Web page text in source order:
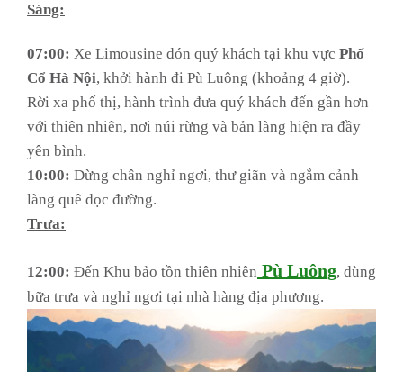
Sáng:
07:00: Xe Limousine đón quý khách tại khu vực Phố
Cổ Hà Nội, khởi hành đi Pù Luông (khoảng 4 giờ).
Rời xa phố thị, hành trình đưa quý khách đến gần hơn
với thiên nhiên, nơi núi rừng và bản làng hiện ra đầy
yên bình.
10:00: Dừng chân nghỉ ngơi, thư giãn và ngắm cảnh
làng quê dọc đường.
Trưa:
12:00: Đến Khu bảo tồn thiên nhiên Pù Luông, dùng
bữa trưa và nghỉ ngơi tại nhà hàng địa phương.